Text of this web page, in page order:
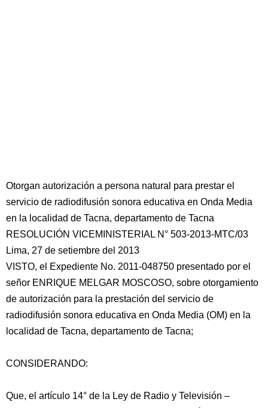
Otorgan autorización a persona natural para prestar el
servicio de radiodifusión sonora educativa en Onda Media
en la localidad de Tacna, departamento de Tacna
RESOLUCIÓN VICEMINISTERIAL N° 503-2013-MTC/03
Lima, 27 de setiembre del 2013
VISTO, el Expediente No. 2011-048750 presentado por el
señor ENRIQUE MELGAR MOSCOSO, sobre otorgamiento
de autorización para la prestación del servicio de
radiodifusión sonora educativa en Onda Media (OM) en la
localidad de Tacna, departamento de Tacna;
CONSIDERANDO:
Que, el artículo 14° de la Ley de Radio y Televisión –